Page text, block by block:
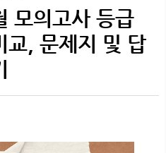
모의고사 등급
교, 문제지 및 답